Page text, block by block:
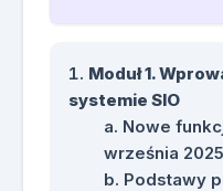
Moduł 1.
systemie SIO
Nowe
września
Podstawy